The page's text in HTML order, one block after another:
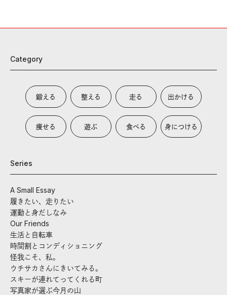
Category
鍛える 整える 走る 出かける
痩せる 遊ぶ 食べる 身につける
Series
A Small Essay
履きたい、走りたい
運動と身だしなみ
Our Friends
生活と自転車
時間割とコンディショニング
怪我こそ、私。
ウチサカさんにきいてみる。
スキーが連れてってくれる町
写真家が選ぶ今月の山